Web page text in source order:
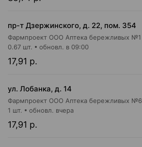
пр-т Дзержинского, д. 22, пом. 354
Фармпроект ООО Аптека бережливых №1
17,91 р.
0.67 шт. обновл. в 09:00
ул. Лобанка, д. 14
Фармпроект ООО Аптека бережливых №6
17,91 р.
1 шт. обновл. вчера